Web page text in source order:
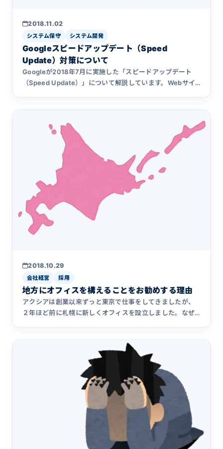
2018.11.02
システム保守 システム開発
Googleスピードアップデート（Speed
Update）対策について
Googleが2018年7月に実施した「スピードアップデート
（Speed Update）」について解説しています。Webサイ
2018.10.29
会社経営 採用
地方にオフィスを構えることをお勧めする理由
アクシアは創業以来ずっと東京で仕事をしてきましたが、
２年ほど前に札幌に新しくオフィスを設立しました。なぜ